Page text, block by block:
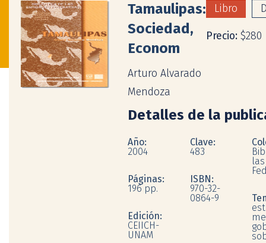
Tamaulipas:
Sociedad,
Econom
Arturo Alvarado
Mendoza
Libro
Precio: $280
Detalles de la
Año:
2004
Páginas:
196 pp.
Edición:
CEIICH-
UNAM
Clave:
483
ISBN:
970-32-
0864-9